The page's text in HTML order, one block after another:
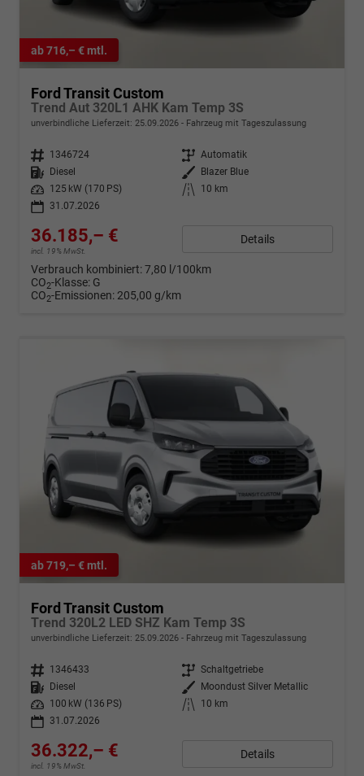
ab 716,– € mtl.
Ford Transit Custom
Trend Aut 320L1 AHK Kam Temp 3S
unverbindliche Lieferzeit: 25.09.2026 Fahrzeug mit Tageszulassung
Fahrzeugnr. 1346724 Getriebe Automatik
Kraftstoff
Diesel Außenfarbe
Blazer Blue
Leistung
125 kW (170 PS) Kilometerstand
10 km
31.07.2026
36.185,– €
incl. 19% MwSt.
Details
Verbrauch kombiniert:7,80 l/100km
CO2-Klasse: G
CO2-Emissionen: 205,00 g/km
ab 719,– € mtl.
Ford Transit Custom
Trend 320L2 LED SHZ Kam Temp 3S
unverbindliche Lieferzeit: 25.09.2026 Fahrzeug mit Tageszulassung
Fahrzeugnr. 1346433 Getriebe Schaltgetriebe
Kraftstoff
Diesel Außenfarbe
Moondust Silver Metallic
Leistung
100 kW (136 PS) Kilometerstand
10 km
31.07.2026
36.322,– €
incl. 19% MwSt.
Details